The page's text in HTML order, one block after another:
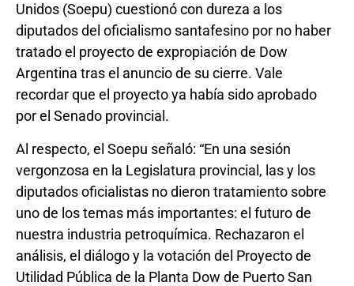
Unidos (Soepu) cuestionó con dureza a los
diputados del oficialismo santafesino por no haber
tratado el proyecto de expropiación de Dow
Argentina tras el anuncio de su cierre. Vale
recordar que el proyecto ya había sido aprobado
por el Senado provincial.
Al respecto, el Soepu señaló: “En una sesión
vergonzosa en la Legislatura provincial, las y los
diputados oficialistas no dieron tratamiento sobre
uno de los temas más importantes: el futuro de
nuestra industria petroquímica. Rechazaron el
análisis, el diálogo y la votación del Proyecto de
Utilidad Pública de la Planta Dow de Puerto San